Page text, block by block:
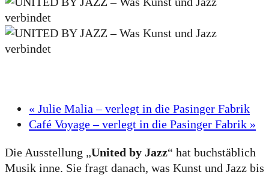
« Julie Malia – verlegt in die Pasinger Fabrik
Café Voyage – verlegt in die Pasinger Fabrik »
Die Ausstellung „United by Jazz“ hat buchstäblich
Musik inne. Sie fragt danach, was Kunst und Jazz bis